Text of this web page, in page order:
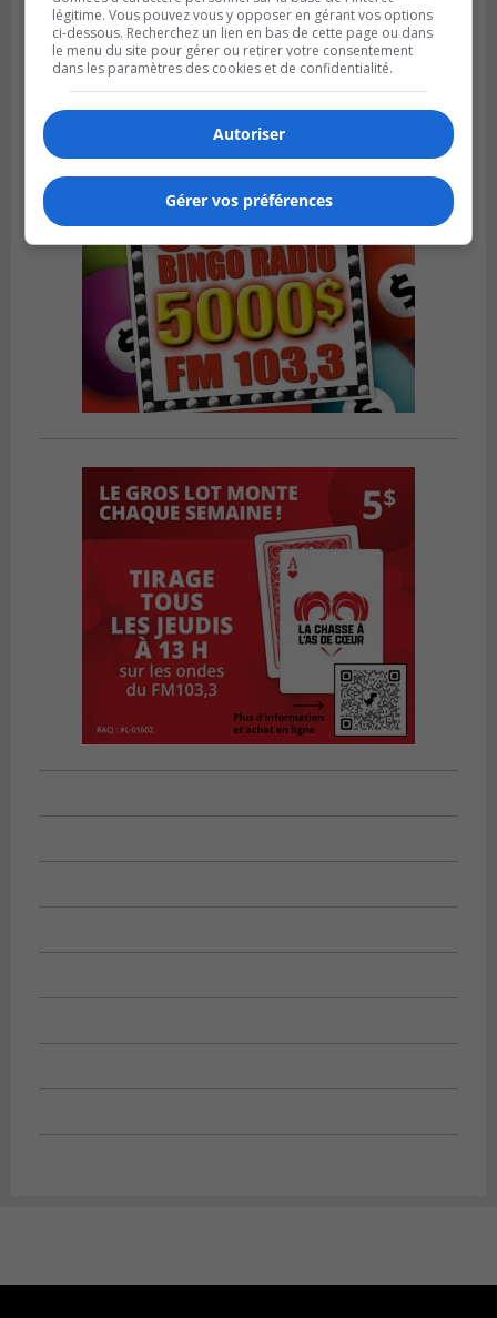
LA PRAIRIE
Publié le 3 août 2026 à 06h57
Sonia Ziadé est candidate pour le PLQ
dans La Prairie
légitime. Vous pouvez vous y opposer en gérant vos options
ci-dessous. Recherchez un lien en bas de cette page ou dans
le menu du site pour gérer ou retirer votre consentement
dans les paramètres des cookies et de confidentialité.
Autoriser
Gérer vos préférences